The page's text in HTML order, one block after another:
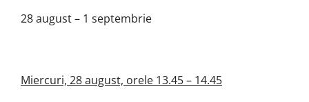
28 august – 1 septembrie
Miercuri, 28 august, orele 13.45 – 14.45